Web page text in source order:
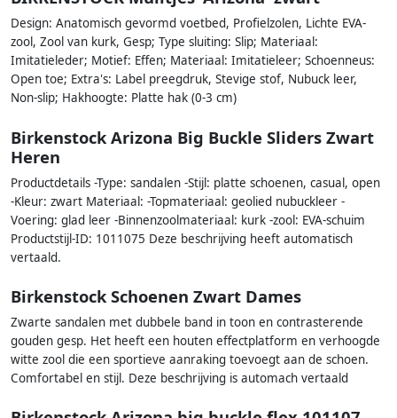
Design: Anatomisch gevormd voetbed, Profielzolen, Lichte EVA-
zool, Zool van kurk, Gesp; Type sluiting: Slip; Materiaal:
Imitatieleder; Motief: Effen; Materiaal: Imitatieleer; Schoenneus:
Open toe; Extra's: Label preegdruk, Stevige stof, Nubuck leer,
Non-slip; Hakhoogte: Platte hak (0-3 cm)
Birkenstock Arizona Big Buckle Sliders Zwart
Heren
Productdetails -Type: sandalen -Stijl: platte schoenen, casual, open
-Kleur: zwart Materiaal: -Topmateriaal: geolied nubuckleer -
Voering: glad leer -Binnenzoolmateriaal: kurk -zool: EVA-schuim
Productstijl-ID: 1011075 Deze beschrijving heeft automatisch
vertaald.
Birkenstock Schoenen Zwart Dames
Zwarte sandalen met dubbele band in toon en contrasterende
gouden gesp. Het heeft een houten effectplatform en verhoogde
witte zool die een sportieve aanraking toevoegt aan de schoen.
Comfortabel en stijl. Deze beschrijving is automach vertaald